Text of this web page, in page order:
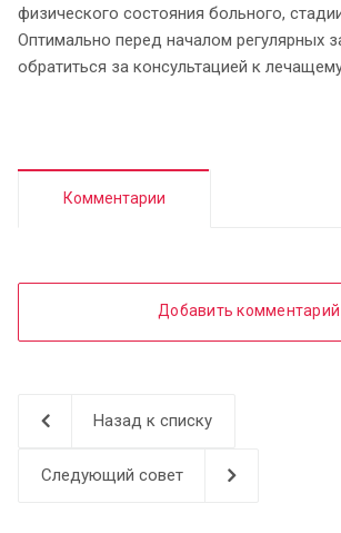
физического состояния больного,
Оптимально перед началом регулярных
обратиться за консультацией к
Комментарии
Добавить комментарий
Назад к списку
Следующий совет